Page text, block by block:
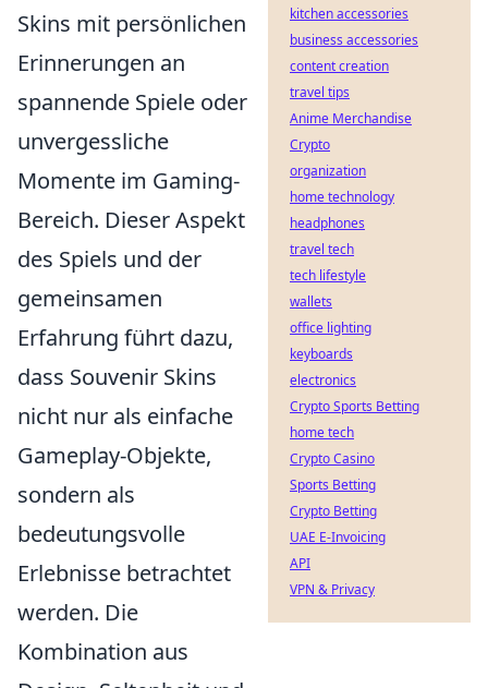
Skins mit persönlichen
Erinnerungen an
spannende Spiele oder
unvergessliche
Momente im Gaming-
Bereich. Dieser Aspekt
des Spiels und der
gemeinsamen
Erfahrung führt dazu,
dass Souvenir Skins
nicht nur als einfache
Gameplay-Objekte,
sondern als
bedeutungsvolle
Erlebnisse betrachtet
werden. Die
Kombination aus
kitchen accessories
business accessories
content creation
travel tips
Anime Merchandise
Crypto
organization
home technology
headphones
travel tech
tech lifestyle
wallets
office lighting
keyboards
electronics
Crypto Sports Betting
home tech
Crypto Casino
Sports Betting
Crypto Betting
UAE E-Invoicing
API
VPN & Privacy